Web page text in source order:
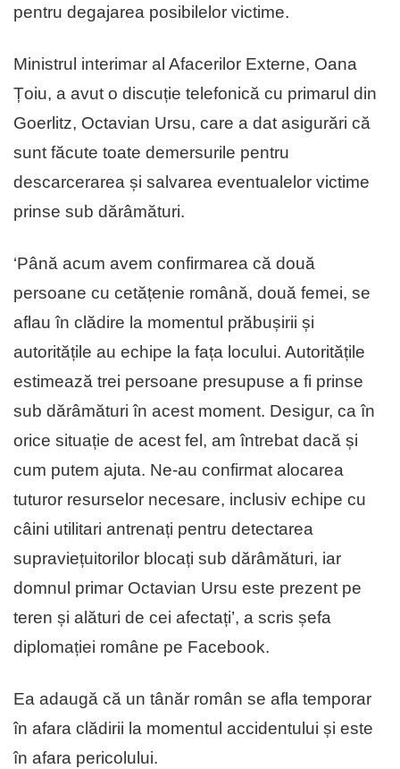
pentru degajarea posibilelor victime.
Ministrul interimar al Afacerilor Externe, Oana
Țoiu, a avut o discuție telefonică cu primarul din
Goerlitz, Octavian Ursu, care a dat asigurări că
sunt făcute toate demersurile pentru
descarcerarea și salvarea eventualelor victime
prinse sub dărâmături.
‘Până acum avem confirmarea că două
persoane cu cetățenie română, două femei, se
aflau în clădire la momentul prăbușirii și
autoritățile au echipe la fața locului. Autoritățile
estimează trei persoane presupuse a fi prinse
sub dărâmături în acest moment. Desigur, ca în
orice situație de acest fel, am întrebat dacă și
cum putem ajuta. Ne-au confirmat alocarea
tuturor resurselor necesare, inclusiv echipe cu
câini utilitari antrenați pentru detectarea
supraviețuitorilor blocați sub dărâmături, iar
domnul primar Octavian Ursu este prezent pe
teren și alături de cei afectați’, a scris șefa
diplomației române pe Facebook.
Ea adaugă că un tânăr român se afla temporar
în afara clădirii la momentul accidentului și este
în afara pericolului.